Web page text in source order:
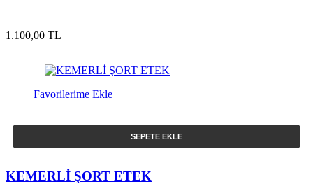
1.100,00 TL
Favorilerime Ekle
SEPETE EKLE
KEMERLİ ŞORT ETEK